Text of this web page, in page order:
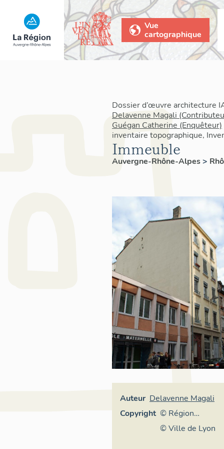
Vue
cartographique
Dossier d’œuvre architecture
Delavenne Magali
Guégan Catherine (Enquêteur)
inventaire topographique,
Immeuble
Auvergne-Rhône-Alpes>
Auteur Delavenne Magali
Copyright © Région
Rhône-Alpes,
© Ville de Lyon